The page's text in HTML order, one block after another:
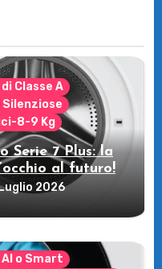
Classe A
8-9 Kg
Serie 7 Plus: la
al futuro!
2026
o Smart